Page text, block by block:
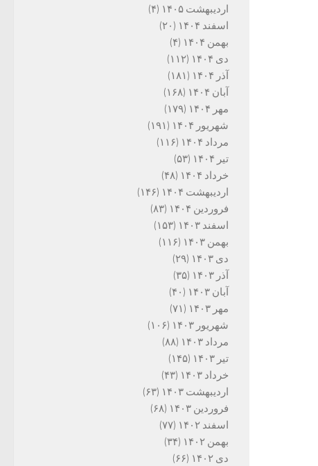
اردیبهشت ۱۴۰۵
(۴)
اسفند ۱۴۰۴
(۲۰)
بهمن ۱۴۰۴
(۴)
دی ۱۴۰۴
(۱۱۲)
آذر ۱۴۰۴
(۱۸۱)
آبان ۱۴۰۴
(۱۶۸)
مهر ۱۴۰۴
(۱۷۹)
شهریور ۱۴۰۴
(۱۹۱)
مرداد ۱۴۰۴
(۱۱۶)
تیر ۱۴۰۴
(۵۳)
خرداد ۱۴۰۴
(۴۸)
اردیبهشت ۱۴۰۴
(۱۴۶)
فروردین ۱۴۰۴
(۸۳)
اسفند ۱۴۰۳
(۱۵۳)
بهمن ۱۴۰۳
(۱۱۶)
دی ۱۴۰۳
(۲۹)
آذر ۱۴۰۳
(۳۵)
آبان ۱۴۰۳
(۴۰)
مهر ۱۴۰۳
(۷۱)
شهریور ۱۴۰۳
(۱۰۶)
مرداد ۱۴۰۳
(۸۸)
تیر ۱۴۰۳
(۱۴۵)
خرداد ۱۴۰۳
(۴۳)
اردیبهشت ۱۴۰۳
(۶۳)
فروردین ۱۴۰۳
(۶۸)
اسفند ۱۴۰۲
(۷۷)
بهمن ۱۴۰۲
(۳۴)
دی ۱۴۰۲
(۶۶)